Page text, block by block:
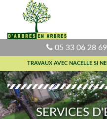
05 33 06 28 69
TRAVAUX AVEC NACELLE SI
SERVICES